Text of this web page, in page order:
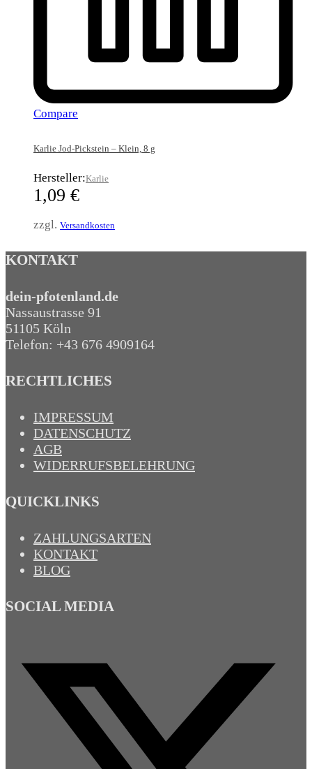
Compare
Karlie Jod-Pickstein – Klein, 8 g
Hersteller:Karlie
1,09 €
zzgl. Versandkosten
KONTAKT
dein-pfotenland.de
Nassaustrasse 91
51105 Köln
Telefon: +43 676 4909164‬
RECHTLICHES
IMPRESSUM
DATENSCHUTZ
AGB
WIDERRUFSBELEHRUNG
QUICKLINKS
ZAHLUNGSARTEN
KONTAKT
BLOG
SOCIAL MEDIA